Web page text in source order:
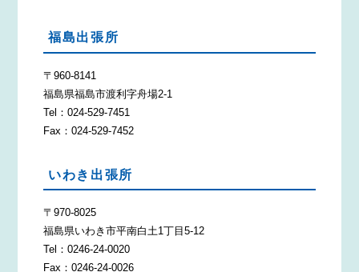
福島出張所
〒960-8141
福島県福島市渡利字舟場2-1
Tel：024-529-7451
Fax：024-529-7452
いわき出張所
〒970-8025
福島県いわき市平南白土1丁目5-12
Tel：0246-24-0020
Fax：0246-24-0026